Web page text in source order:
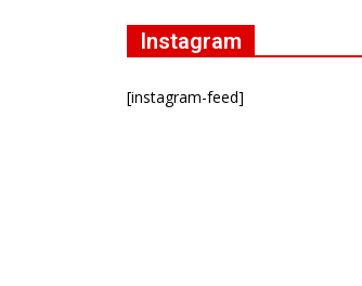
Instagram
[instagram-feed]